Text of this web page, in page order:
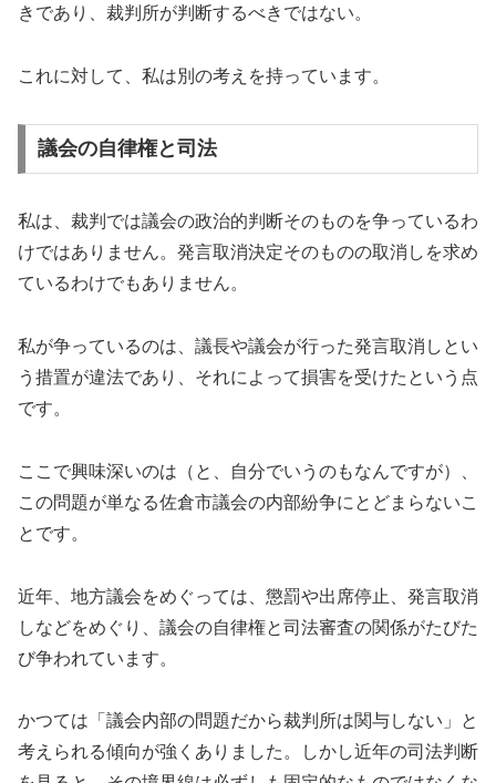
きであり、裁判所が判断するべきではない。
これに対して、私は別の考えを持っています。
議会の自律権と司法
私は、裁判では議会の政治的判断そのものを争っているわ
けではありません。発言取消決定そのものの取消しを求め
ているわけでもありません。
私が争っているのは、議長や議会が行った発言取消しとい
う措置が違法であり、それによって損害を受けたという点
です。
ここで興味深いのは（と、自分でいうのもなんですが）、
この問題が単なる佐倉市議会の内部紛争にとどまらないこ
とです。
近年、地方議会をめぐっては、懲罰や出席停止、発言取消
しなどをめぐり、議会の自律権と司法審査の関係がたびた
び争われています。
かつては「議会内部の問題だから裁判所は関与しない」と
考えられる傾向が強くありました。しかし近年の司法判断